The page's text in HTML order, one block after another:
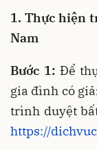
1. Thực hiện
Nam
Bước 1: Để
gia đình có
trình duyệt
https://